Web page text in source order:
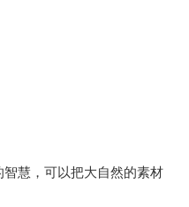
慧，可以把大自然的素材